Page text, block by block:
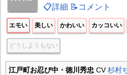
📋詳細 📝コメント
エモい 美しい かわいい カッコいい
どうしようもない
江戸町お忍び中・徳川秀忠CV杉村